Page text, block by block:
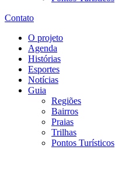
Contato
O projeto
Agenda
Histórias
Esportes
Notícias
Guia
Regiões
Bairros
Praias
Trilhas
Pontos Turísticos